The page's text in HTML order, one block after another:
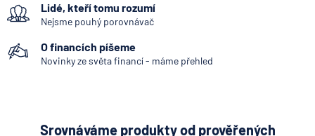
Lidé, kteří tomu rozumí
Nejsme pouhý porovnávač
O financích píšeme
Novinky ze světa financí - máme přehled
Srovnáváme produkty od prověřených